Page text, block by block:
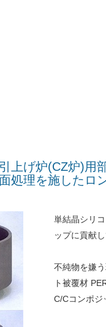
上げ炉(CZ炉)用
処理を施したロ
単結晶シリ
ップに貢献し
不純物を嫌
ト被覆材
C/Cコンポジ